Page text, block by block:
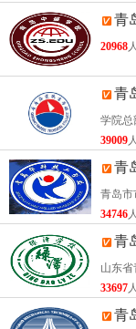
好的合作关系，
也已与北京、上海
店和知名旅行社
也可以选择赴日
建校以来，莱芜
人，赴新加坡实习
海、广州、青岛、
到了社会各界的广
作为莱芜重点中职
教育有机结合起来
境，培养既有人
队合作精神，又有
青
20968
青
学院总
39009
青
青岛市
34746
青
山东
33697
青